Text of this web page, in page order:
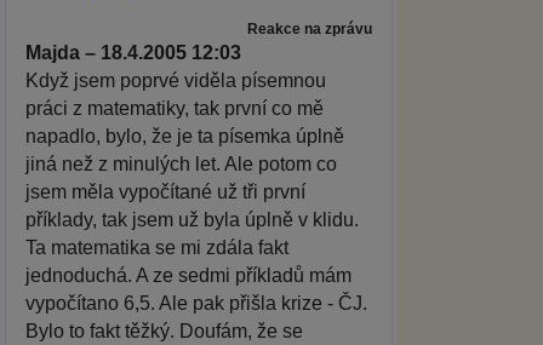
Reakce na zprávu
Majda – 18.4.2005 12:03
Když jsem poprvé viděla písemnou
práci z matematiky, tak první co mě
napadlo, bylo, že je ta písemka úplně
jiná než z minulých let. Ale potom co
jsem měla vypočítané už tři první
příklady, tak jsem už byla úplně v klidu.
Ta matematika se mi zdála fakt
jednoduchá. A ze sedmi příkladů mám
vypočítano 6,5. Ale pak přišla krize - ČJ.
Bylo to fakt těžký. Doufám, že se